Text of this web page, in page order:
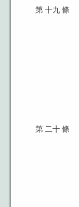
第 十九 條
第 二十 條